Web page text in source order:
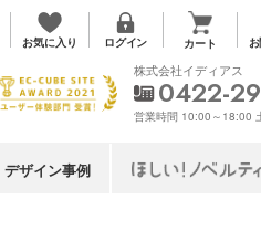
お気に入り ログイン カート
デザイン事例
株式会社イディアス
0422-
営業時間 10:00～18:00